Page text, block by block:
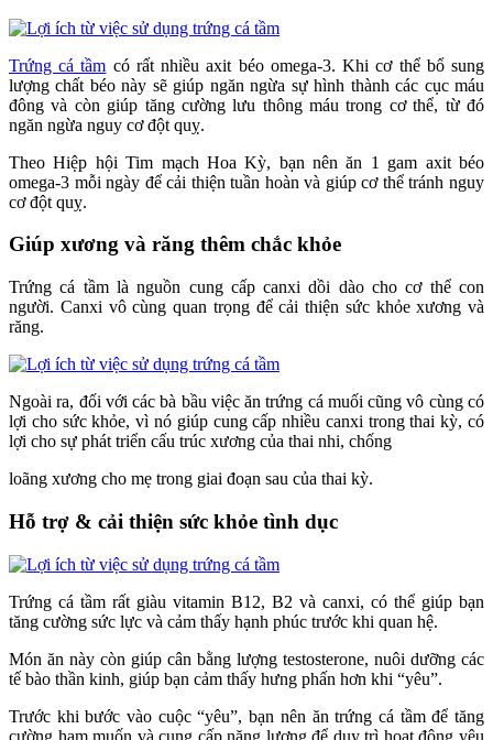
Trứng cá tầm có rất nhiều axit béo omega-3. Khi cơ thể bổ sung
lượng chất béo này sẽ giúp ngăn ngừa sự hình thành các cục máu
đông và còn giúp tăng cường lưu thông máu trong cơ thể, từ đó
ngăn ngừa nguy cơ đột quỵ.
Theo Hiệp hội Tim mạch Hoa Kỳ, bạn nên ăn 1 gam axit béo
omega-3 mỗi ngày để cải thiện tuần hoàn và giúp cơ thể tránh nguy
cơ đột quỵ.
Giúp xương và răng thêm chắc khỏe
Trứng cá tầm là nguồn cung cấp canxi dồi dào cho cơ thể con
người. Canxi vô cùng quan trọng để cải thiện sức khỏe xương và
răng.
Ngoài ra, đối với các bà bầu việc ăn trứng cá muối cũng vô cùng có
lợi cho sức khỏe, vì nó giúp cung cấp nhiều canxi trong thai kỳ, có
lợi cho sự phát triển cấu trúc xương của thai nhi, chống
loãng xương cho mẹ trong giai đoạn sau của thai kỳ.
Hỗ trợ & cải thiện sức khỏe tình dục
Trứng cá tầm rất giàu vitamin B12, B2 và canxi, có thể giúp bạn
tăng cường sức lực và cảm thấy hạnh phúc trước khi quan hệ.
Món ăn này còn giúp cân bằng lượng testosterone, nuôi dưỡng các
tế bào thần kinh, giúp bạn cảm thấy hưng phấn hơn khi “yêu”.
Trước khi bước vào cuộc “yêu”, bạn nên ăn trứng cá tầm để tăng
cường ham muốn và cung cấp năng lượng để duy trì hoạt động yêu